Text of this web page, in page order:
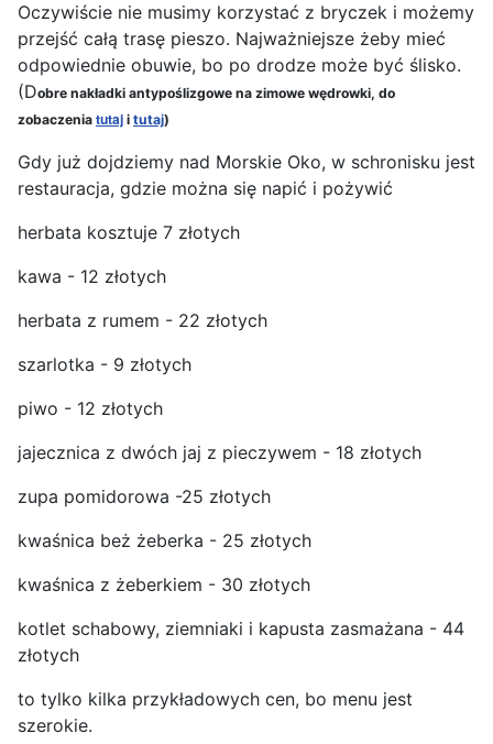
Oczywiście nie musimy korzystać z bryczek i możemy
przejść całą trasę pieszo. Najważniejsze żeby mieć
odpowiednie obuwie, bo po drodze może być ślisko.
(Dobre nakładki antypoślizgowe na zimowe wędrowki, do
zobaczenia tutaj i tutaj)
Gdy już dojdziemy nad Morskie Oko, w schronisku jest
restauracja, gdzie można się napić i pożywić
herbata kosztuje 7 złotych
kawa - 12 złotych
herbata z rumem - 22 złotych
szarlotka - 9 złotych
piwo - 12 złotych
jajecznica z dwóch jaj z pieczywem - 18 złotych
zupa pomidorowa -25 złotych
kwaśnica beż żeberka - 25 złotych
kwaśnica z żeberkiem - 30 złotych
kotlet schabowy, ziemniaki i kapusta zasmażana - 44
złotych
to tylko kilka przykładowych cen, bo menu jest
szerokie.